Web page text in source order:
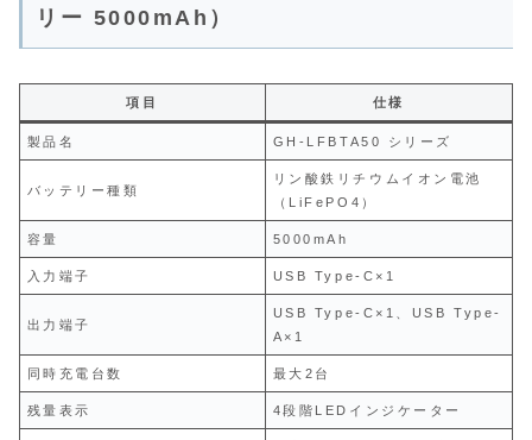
リー 5000mAh）
項目 仕様
製品名 GH-LFBTA50 シリーズ
バッテリー種類
リン酸鉄リチウムイオン電池
（LiFePO4）
容量 5000mAh
入力端子 USB Type-C×1
出力端子
USB Type-C×1、USB Type-
A×1
同時充電台数 最大2台
残量表示 4段階LEDインジケーター